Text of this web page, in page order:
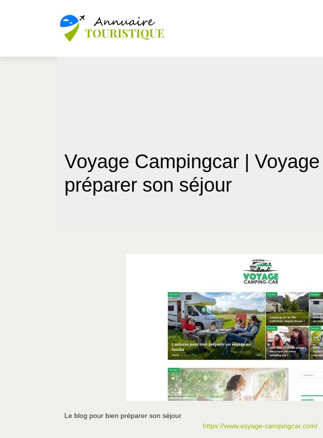
Voyage Campingcar |
préparer son séjour
Le blog pour bien préparer son séjour
https://www.voyage-campingcar.com/